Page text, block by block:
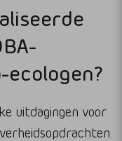
uitdagingen voor